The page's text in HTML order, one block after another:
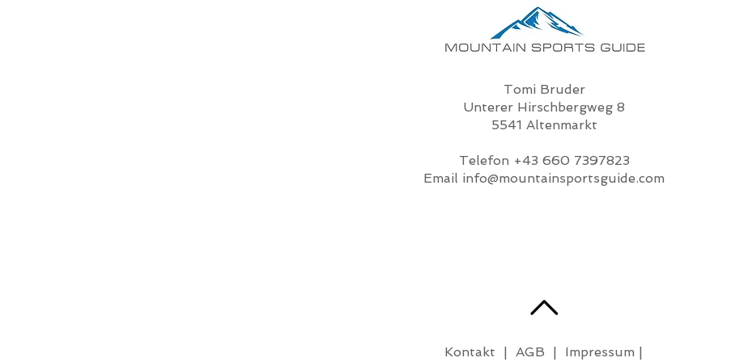
Tomi Bruder
Unterer Hirschbergweg 8
5541 Altenmarkt
Telefon +43 660 7397823
Email info@mountainsportsguide.com
Kontakt | AGB | Impressum |